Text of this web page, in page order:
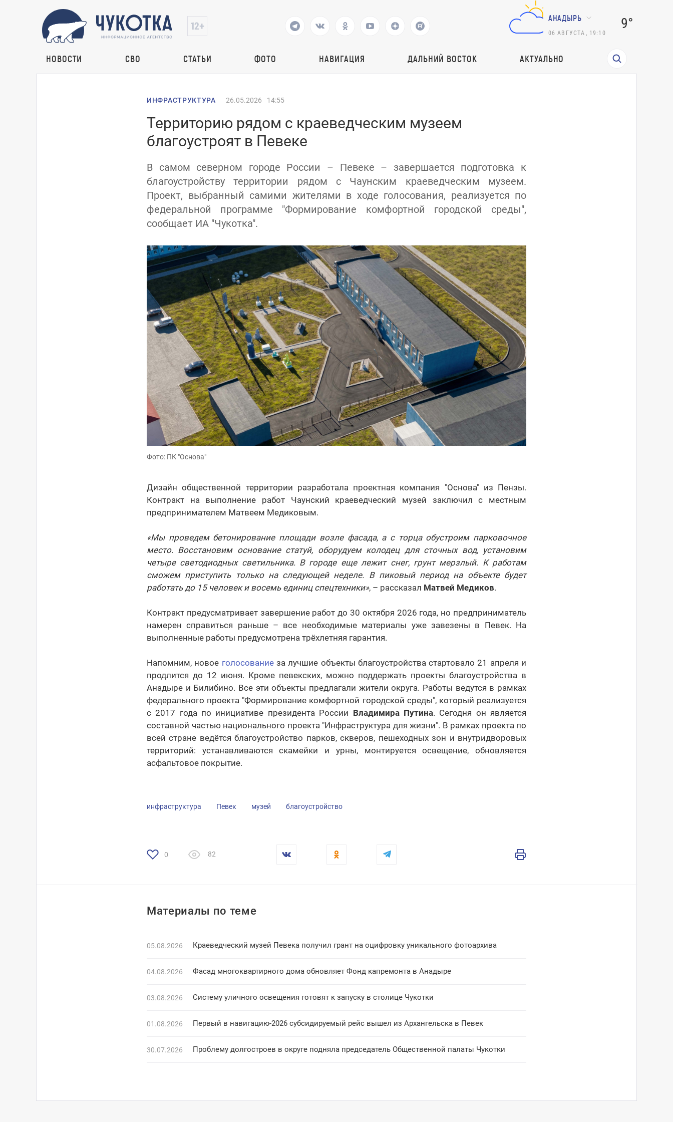
АНАДЫРЬ
06 АВГУСТА 19:10
9°
НОВОСТИ СВО СТАТЬИ ФОТО НАВИГАЦИЯ ДАЛЬНИЙ ВОСТОК АКТУАЛЬНО
ИНФРАСТРУКТУРА 26.05.2026 14:55
Территорию рядом с краеведческим музеем
благоустроят в Певеке
В самом северном городе России – Певеке – завершается подготовка к
благоустройству территории рядом с Чаунским краеведческим музеем.
Проект, выбранный самими жителями в ходе голосования, реализуется по
федеральной программе "Формирование комфортной городской среды",
сообщает ИА "Чукотка".
Фото: ПК "Основа"
Дизайн общественной территории разработала проектная компания "Основа" из Пензы.
Контракт на выполнение работ Чаунский краеведческий музей заключил с местным
предпринимателем Матвеем Медиковым.
«Мы проведем бетонирование площади возле фасада, а с торца обустроим парковочное
место. Восстановим основание статуй, оборудуем колодец для сточных вод, установим
четыре светодиодных светильника. В городе еще лежит снег, грунт мерзлый. К работам
сможем приступить только на следующей неделе. В пиковый период на объекте будет
работать до 15 человек и восемь единиц спецтехники», – рассказал Матвей Медиков.
Контракт предусматривает завершение работ до 30 октября 2026 года, но предприниматель
намерен справиться раньше – все необходимые материалы уже завезены в Певек. На
выполненные работы предусмотрена трёхлетняя гарантия.
Напомним, новое голосованиеза лучшие объекты благоустройства стартовало 21 апреля и
продлится до 12 июня. Кроме певекских, можно поддержать проекты благоустройства в
Анадыре и Билибино. Все эти объекты предлагали жители округа. Работы ведутся в рамках
федерального проекта "Формирование комфортной городской среды", который реализуется
с 2017 года по инициативе президента России Владимира Путина. Сегодня он является
составной частью национального проекта "Инфраструктура для жизни". В рамках проекта по
всей стране ведётся благоустройство парков, скверов, пешеходных зон и внутридворовых
территорий: устанавливаются скамейки и урны, монтируется освещение, обновляется
асфальтовое покрытие.
инфраструктура Певек музей благоустройство
0 82
Материалы по теме
05.08.2026 Краеведческий музей Певека получил грант на оцифровку уникального фотоархива
04.08.2026 Фасад многоквартирного дома обновляет Фонд капремонта в Анадыре
03.08.2026 Систему уличного освещения готовят к запуску в столице Чукотки
01.08.2026 Первый в навигацию-2026 субсидируемый рейс вышел из Архангельска в Певек
30.07.2026 Проблему долгостроев в округе подняла председатель Общественной палаты Чукотки